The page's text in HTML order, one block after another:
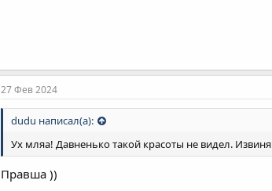
27 Фев 2024
dudu написал(а):
Ух мляа! Давненько такой красоты не видел.
Правша ))